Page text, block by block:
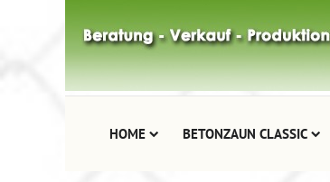
HOME BETONZAUN CLASSIC